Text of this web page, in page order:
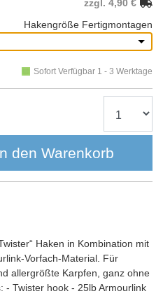
zzgl. 4,90 €
Hakengröße Fertigmontagen
Sofort Verfügbar 1 - 3 Werktage
den Warenkorb
Haken in Kombination mit
Vorfach-Material. Für
allergrößte Karpfen, ganz ohne
- Twister hook - 25lb Armourlink